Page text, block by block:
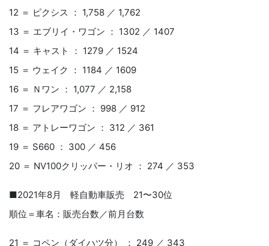
12 ＝ ピクシス ： 1,758 ／ 1,762
13 ＝ エブリイ・ワゴン ： 1302 ／ 1407
14 ＝ キャスト ： 1279 ／ 1524
15 ＝ ウェイク ： 1184 ／ 1609
16 ＝ Ｎワン ： 1,077 ／ 2,158
17 ＝ フレアワゴン ： 998 ／ 912
18 ＝ アトレーワゴン ： 312 ／ 361
19 ＝ S660 ： 300 ／ 456
20 ＝ NV100クリッパー・リオ ： 274 ／ 353
■2021年8月 軽自動車販売 21〜30位
順位＝車名：販売台数／前月台数
21 ＝ コペン（ダイハツ分） ： 249 ／ 343